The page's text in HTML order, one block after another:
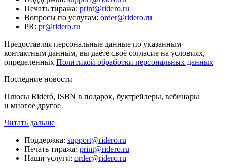
Печать тиража: print@ridero.ru
Вопросы по услугам: order@ridero.ru
PR: pr@ridero.ru
Предоставляя персональные данные по указанным
контактным данным, вы даёте своё согласие на условиях,
определенных Политикой обработки персональных данных
Последние новости
Плюсы Rideró, ISBN в подарок, буктрейлеры, вебинары
и многое другое
Читать дальше
Поддержка: support@ridero.ru
Печать тиража: print@ridero.ru
Наши услуги: order@ridero.ru